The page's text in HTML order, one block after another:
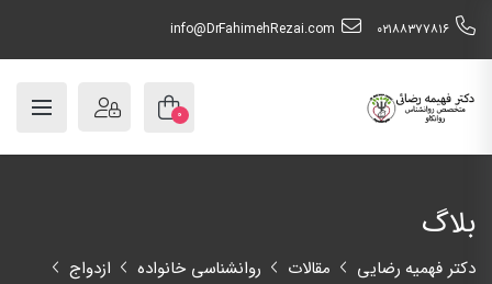
٠٢١٨٨٣٧٧٨١٦ info@DrFahimehRezai.com
۰
بلاگ
دکتر فهمیه رضایی مقالات روانشناسی خانواده
ازدواج